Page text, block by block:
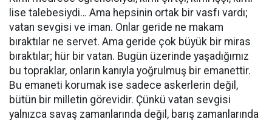
lise talebesiydi… Ama hepsinin ortak bir vasfı vardı;
vatan sevgisi ve iman. Onlar geride ne makam
bıraktılar ne servet. Ama geride çok büyük bir miras
bıraktılar; hür bir vatan. Bugün üzerinde yaşadığımız
bu topraklar, onların kanıyla yoğrulmuş bir emanettir.
Bu emaneti korumak ise sadece askerlerin değil,
bütün bir milletin görevidir. Çünkü vatan sevgisi
yalnızca savaş zamanlarında değil, barış zamanlarında